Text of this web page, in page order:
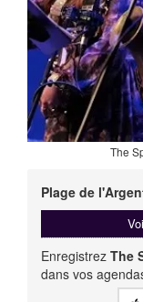
The
Plage de
Enregistrez The
dans vos